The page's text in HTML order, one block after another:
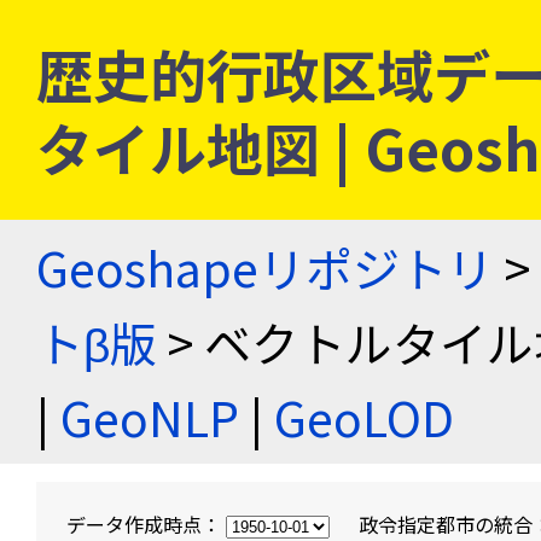
歴史的行政区域デ
タイル地図 |
Geoshapeリポジトリ >
トβ版 > ベクトルタイ
| GeoNLP | GeoLOD
データ作成時点： 政令指定都市の統